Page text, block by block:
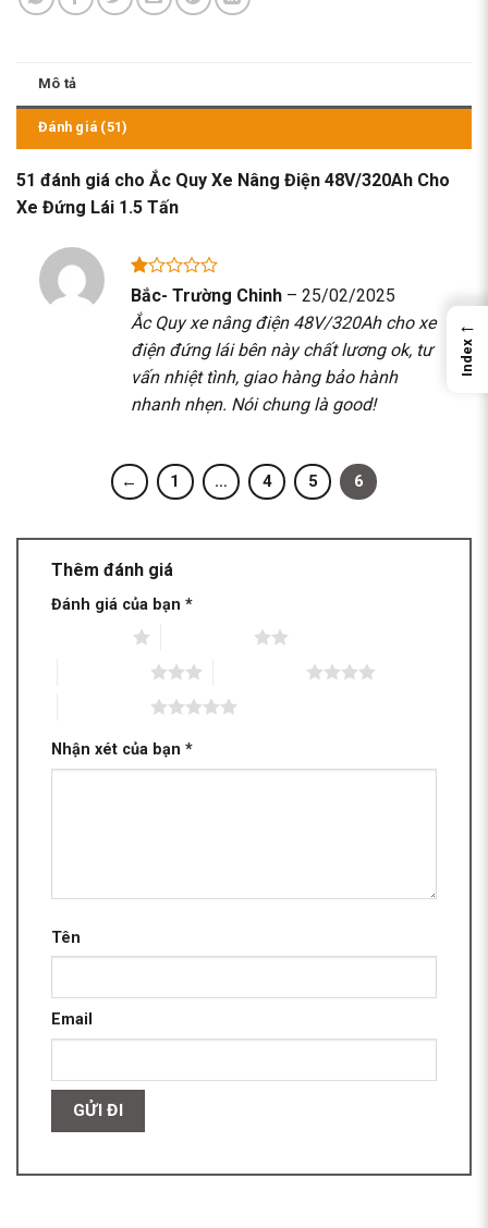
Mô tả
Đánh giá (51)
51 đánh giá cho Ắc Quy Xe Nâng Điện 48V/320Ah Cho
Xe Đứng Lái 1.5 Tấn
Được
xếp
hạng
1
5
sao
Bắc- Trường Chinh – 25/02/2025
Ắc Quy xe nâng điện 48V/320Ah cho xe
điện đứng lái bên này chất lương ok, tư
vấn nhiệt tình, giao hàng bảo hành
nhanh nhẹn. Nói chung là good!
← 1 … 4 5 6
Thêm đánh giá
Đánh giá của bạn *
Nhận xét của bạn *
Tên
Email
←
Index